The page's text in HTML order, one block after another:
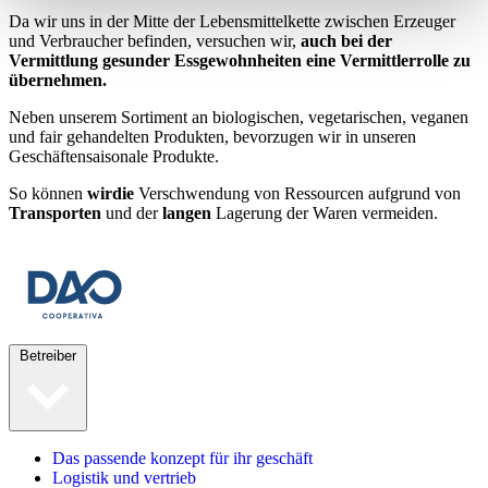
Da wir uns in der Mitte der Lebensmittelkette zwischen Erzeuger
und Verbraucher befinden, versuchen wir, auch bei der
Vermittlung gesunder Essgewohnheiten eine Vermittlerrolle zu
übernehmen.
Neben unserem Sortiment an biologischen, vegetarischen, veganen
und fair gehandelten Produkten, bevorzugen wir in unseren
Geschäftensaisonale Produkte.
So können wirdie Verschwendung von Ressourcen aufgrund von
Transporten und derlangen Lagerung der Waren vermeiden.
Betreiber
Das passende konzept für ihr geschäft
Logistik und vertrieb